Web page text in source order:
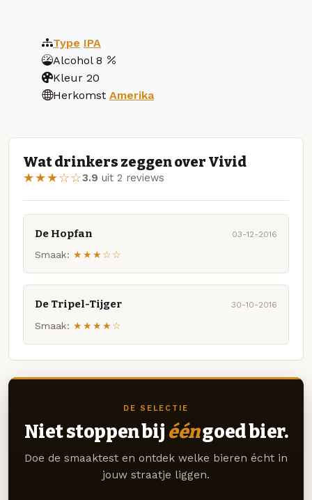
Type IPA
Alcohol 8
Kleur 20
Herkomst Amerika
Wat drinkers zeggen over Vivid
★★★☆☆3.9 uit 2 reviews
De Hopfan 03-12-2016
Smaak: ★★★☆☆
De Tripel-Tijger 30-10-2016
Smaak: ★★★★☆
DE SELECTIE
Niet stoppen bij ééngoed bier.
Doe de smaaktest en ontdek welke bieren écht in
jouw straatje liggen.